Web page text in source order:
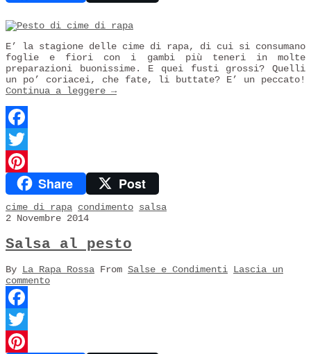
E’ la stagione delle cime di rapa, di cui si consumano
foglie e fiori con i gambi più teneri in molte
preparazioni buonissime. E quei fusti grossi? Quelli
un po’ coriacei, che fate, li buttate? E’ un peccato!
Continua a leggere →
Facebook
Twitter
PinterestShare Post
cime di rapa condimento salsa
2 Novembre 2014
Salsa al pesto
By La Rapa Rossa From Salse e Condimenti Lascia un
commento
Facebook
Twitter